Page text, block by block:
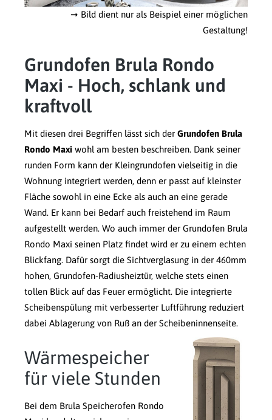
➞ Bild dient nur als Beispiel einer möglichen
Gestaltung!
Grundofen Brula Rondo
Maxi - Hoch, schlank und
kraftvoll
Mit diesen drei Begriffen lässt sich der Grundofen Brula
Rondo Maxi wohl am besten beschreiben. Dank seiner
runden Form kann der Kleingrundofen vielseitig in die
Wohnung integriert werden, denn er passt auf kleinster
Fläche sowohl in eine Ecke als auch an eine gerade
Wand. Er kann bei Bedarf auch freistehend im Raum
aufgestellt werden. Wo auch immer der Grundofen Brula
Rondo Maxi seinen Platz findet wird er zu einem echten
Blickfang. Dafür sorgt die Sichtverglasung in der 460mm
hohen, Grundofen-Radiusheiztür, welche stets einen
tollen Blick auf das Feuer ermöglicht. Die integrierte
Scheibenspülung mit verbesserter Luftführung reduziert
dabei Ablagerung von Ruß an der Scheibeninnenseite.
Wärmespeicher
für viele Stunden
Bei dem Brula Speicherofen Rondo